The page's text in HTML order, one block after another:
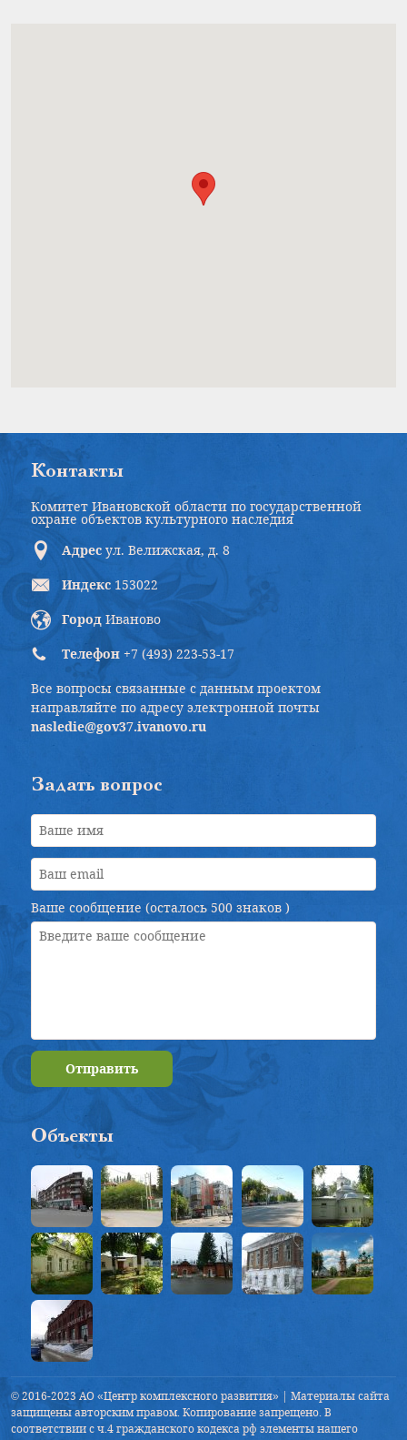
Контакты
Комитет Ивановской области по государственной
охране объектов культурного наследия
Адрес ул. Велижская, д. 8
Индекс 153022
Город Иваново
Телефон +7 (493) 223-53-17
Все вопросы связанные с данным проектом
направляйте по адресу электронной почты
nasledie@gov37.ivanovo.ru
Задать вопрос
Ваше сообщение (осталось 500 знаков )
Отправить
Объекты
© 2016-2023 АО «Центр комплексного развития» | Материалы сайта
защищены авторским правом. Копирование запрещено. В
соответствии с ч.4 гражданского кодекса рф элементы нашего